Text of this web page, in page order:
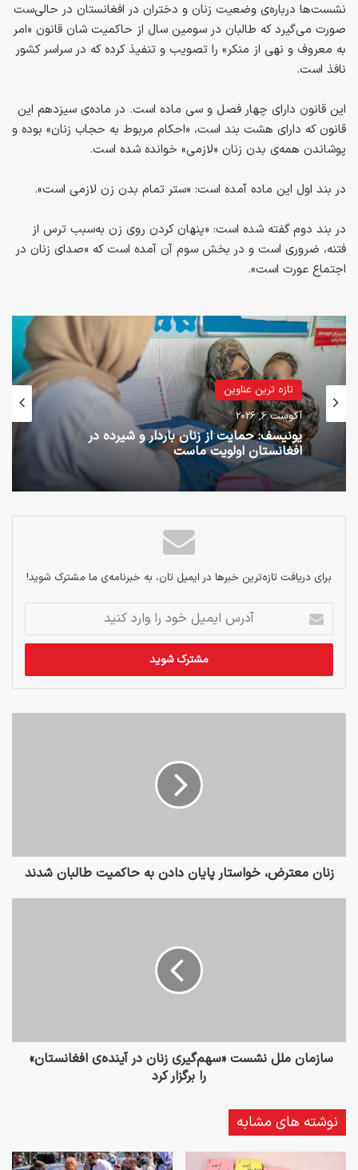
نشست‌ها درباره‌ی وضعیت زنان و دختران در افغانستان در حالی‌ست
صورت می‌گیرد که طالبان در سومین سال از حاکمیت شان قانون «امر
به معروف و نهی از منکر» را تصویب و تنفیذ کرده که در سراسر کشور
نافذ است.
این قانون دارای چهار فصل و سی ماده است. در ماده‌ی سیزدهم این
قانون که دارای هشت بند است، «احکام مربوط به حجاب زنان» بوده و
پوشاندن همه‌ی بدن زنان «لازمی» خوانده شده است.
در بند اول این ماده آمده است: «ستر تمام بدن زن لازمی است».
در بند دوم گفته شده است: «پنهان کردن روی زن به‌سبب ترس از
فتنه، ضروری است و در بخش سوم آن آمده است که «صدای زنان در
اجتماع عورت است».
تازه ترین عناوین
آگوست 6, 2026
یونیسف: حمایت از زنان باردار و شیرده در
افغانستان اولویت ماست
برای دریافت تازه‌ترین خبرها در ایمیل تان، به خبرنامه‌ی ما مشترک شوید!
آدرس
ایمیل
خود
وارد
کنید
شدند
زنان معترض، خواستار پایان دادن به حاکمیت طالبان شدند
را
برگزارسازمان ملل نشست «سهم‌گیری زنان در آینده‌ی افغانستان»
را برگزار کرد
نوشته های مشابه